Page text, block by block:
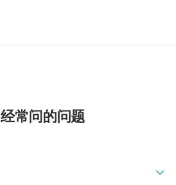
经常问的问题